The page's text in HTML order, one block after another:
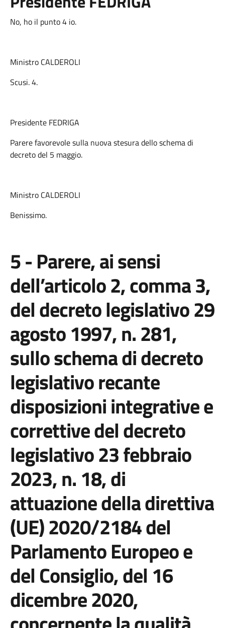
No, ho il punto 4 io.
Ministro CALDEROLI
Scusi. 4.
Presidente FEDRIGA
Parere favorevole sulla nuova stesura dello schema di
decreto del 5 maggio.
Ministro CALDEROLI
Benissimo.
5 - Parere, ai sensi
dell’articolo 2, comma 3,
del decreto legislativo 29
agosto 1997, n. 281,
sullo schema di decreto
legislativo recante
disposizioni integrative e
correttive del decreto
legislativo 23 febbraio
2023, n. 18, di
attuazione della direttiva
(UE) 2020/2184 del
Parlamento Europeo e
del Consiglio, del 16
dicembre 2020,